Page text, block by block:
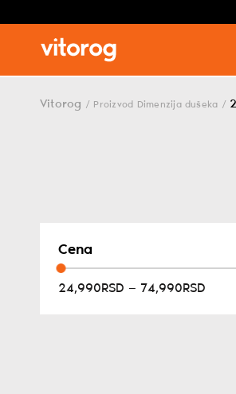
Vitorog / Proizvod Dimenzija dušeka /
Cena
24,990RSD — 74,990RSD